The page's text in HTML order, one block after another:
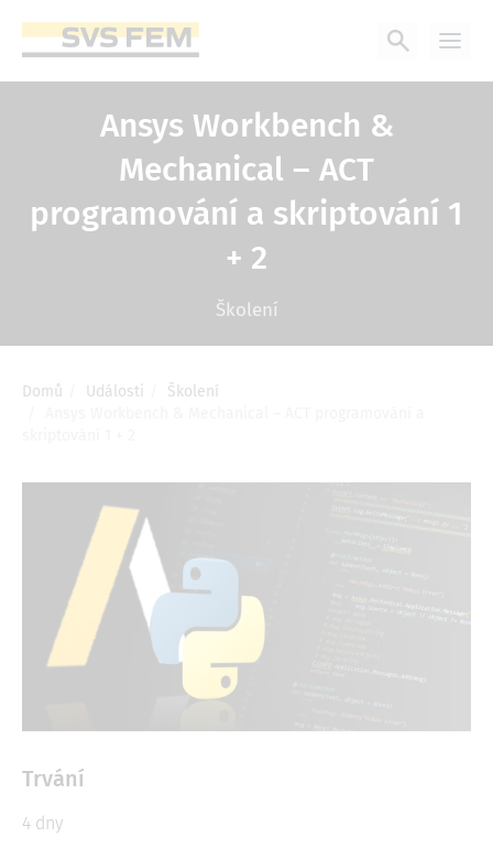
hlavnímu
Ansys Workbench &
Mechanical – ACT
programování a skriptování 1
+ 2
Školení
Drobečková
Domů Události
Školení
Trvání
4 dny